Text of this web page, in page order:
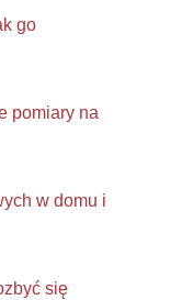
go
pomiary na
w domu i
się